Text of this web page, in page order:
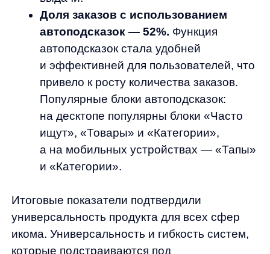
Я ознакомился с условиями Политики обработки персональных данныхи даю согласие
на обработки моих персональных данных
Согласен на получениерассылки с новостями AI от Any
Отправить
Продукты
anyQuery
anyRecs
Материалы
Блог
Документация
по интеграции
об IT-деятельности
any-hello@tbank.ru
support@diginetica.com
+7 (985) 674-48-98